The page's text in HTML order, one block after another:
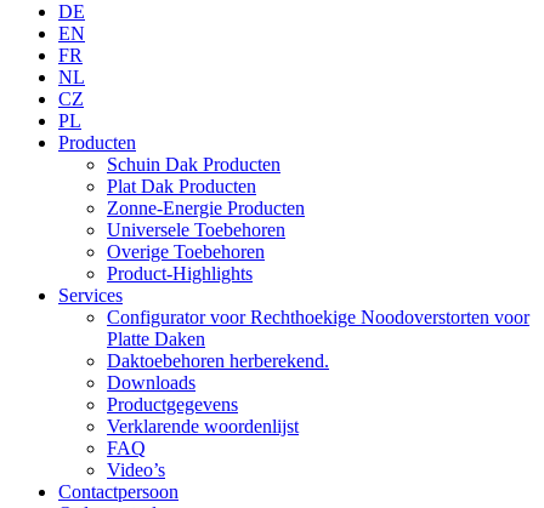
DE
EN
FR
NL
CZ
PL
Producten
Schuin Dak Producten
Plat Dak Producten
Zonne-Energie Producten
Universele Toebehoren
Overige Toebehoren
Product-Highlights
Services
Configurator voor Rechthoekige Noodoverstorten voor
Platte Daken
Daktoebehoren herberekend.
Downloads
Productgegevens
Verklarende woordenlijst
FAQ
Video’s
Contactpersoon